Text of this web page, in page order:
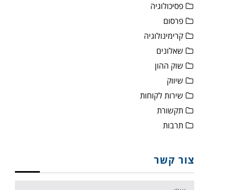
פסיכולוגיה
פרסום
קרימינולוגיה
שאלונים
שוק ההון
שיווק
שירות לקוחות
תקשורת
תרבות
צור קשר
Name: